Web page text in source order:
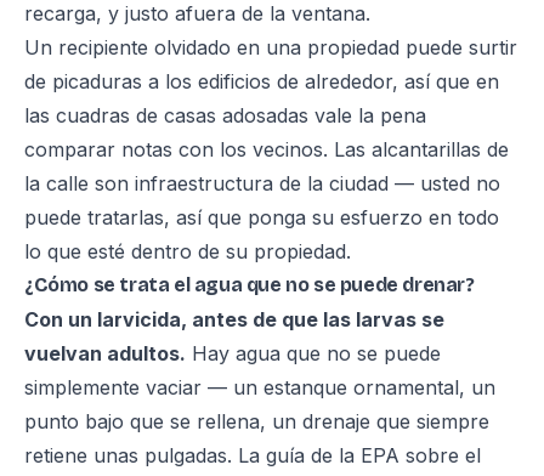
recarga, y justo afuera de la ventana.
Un recipiente olvidado en una propiedad puede surtir
de picaduras a los edificios de alrededor, así que en
las cuadras de casas adosadas vale la pena
comparar notas con los vecinos. Las alcantarillas de
la calle son infraestructura de la ciudad — usted no
puede tratarlas, así que ponga su esfuerzo en todo
lo que esté dentro de su propiedad.
¿Cómo se trata el agua que no se puede drenar?
Con un larvicida, antes de que las larvas se
vuelvan adultos. Hay agua que no se puede
simplemente vaciar — un estanque ornamental, un
punto bajo que se rellena, un drenaje que siempre
retiene unas pulgadas. La guía de la EPA sobre el